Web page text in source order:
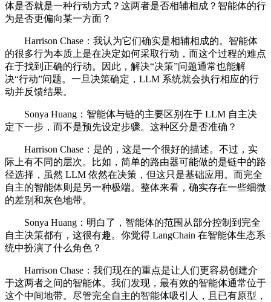
体是否就是一种行动方式？这两者是否相辅相成？智能体的行
为是否更偏向某一方面？
Harrison Chase：我认为它们确实是相辅相成的。智能体
的很多行为本质上是在决定如何采取行动，而这个过程的难点
在于找到正确的行动。因此，解决“决策”问题通常也能解
决“行动”问题。一旦决策确定，LLM 系统就会执行相应的行
动并反馈结果。
Sonya Huang：智能体与链的主要区别在于 LLM 自主决
定下一步，而不是预先设定步骤。这种区分是否准确？
Harrison Chase：是的，这是一个很好的描述。不过，实
际上有不同的层次。比如，简单的路由器可能做的是链中的路
径选择，虽然 LLM 依然在决策，但这只是基础应用。而完全
自主的智能体则是另一种极端。整体来看，确实存在一些细微
的差别和灰色地带。
Sonya Huang：明白了，智能体的范围从部分控制到完全
自主决策都有，这很有趣。你觉得 LangChain 在智能体生态系
统中扮演了什么角色？
Harrison Chase：我们现在的重点是让人们更容易创建介
于这两者之间的智能体。我们发现，最有效的智能体通常位于
这个中间地带。尽管完全自主的智能体吸引人，且已有原型，